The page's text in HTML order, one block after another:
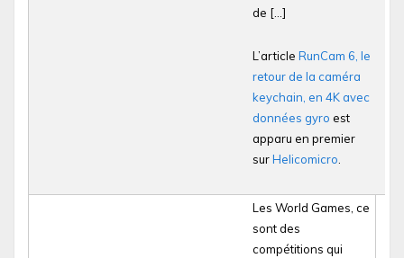
de […]
L’article RunCam 6, le
retour de la caméra
keychain, en 4K avec
données gyro est
apparu en premier
surHelicomicro
Les World Games, ce
sont des
compétitions qui